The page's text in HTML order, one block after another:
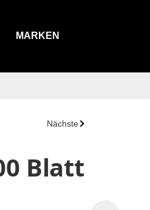
MARKEN
Nächste
Blatt